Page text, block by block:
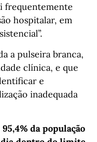
frequentemente
hospitalar, em
a pulseira branca,
clínica, e que
e
inadequada
da população